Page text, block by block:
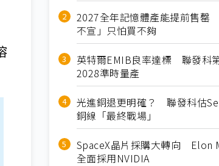
2027全年記憶體產能提前售罄
不宣」只怕買不夠
英特爾EMIB良率達標 聯發科
2028準時量產
光進銅退更明確？ 聯發科估
銅線「最終戰場」
SpaceX晶片採購大轉向 Elon
全面採用NVIDIA